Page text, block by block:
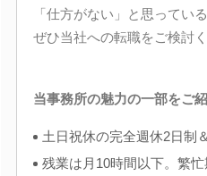
「仕方がない」と思っている
ぜひ当社への転職をご検討く
当事務所の魅力の一部をご紹
土日祝休の完全週休2日制
残業は月10時間以下。繁